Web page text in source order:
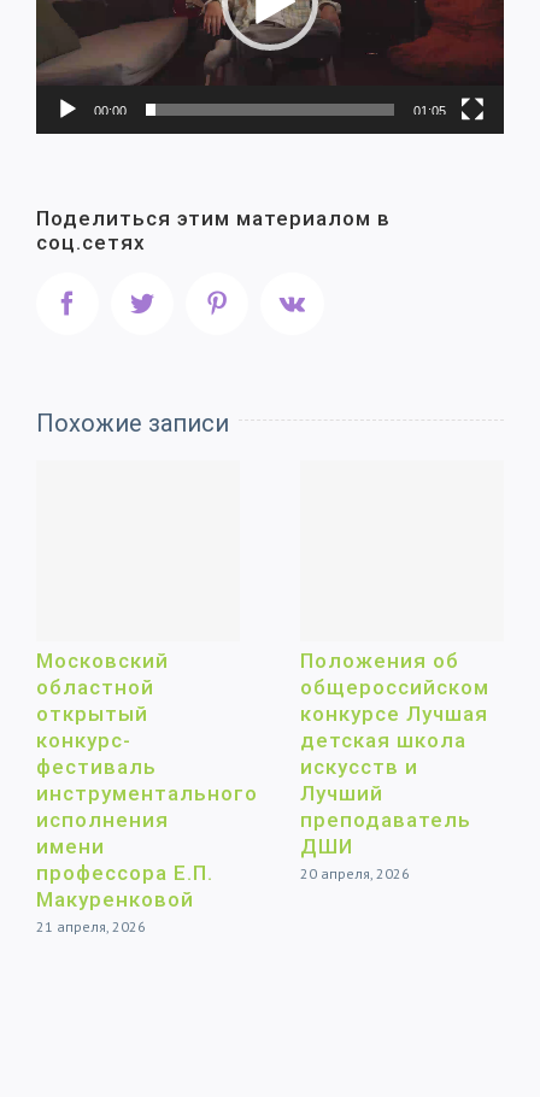
00:00 01:05
Поделиться этим материалом в
соц.сетях
FacebookTwitter PinterestVk
Похожие записи
Московский
областной
открытый
конкурс-
фестиваль
инструментального
исполнения
имени
профессора Е.П.
Макуренковой
21 апреля, 2026
Положения об
общероссийском
конкурсе Лучшая
детская школа
искусств и
Лучший
преподаватель
ДШИ
20 апреля, 2026